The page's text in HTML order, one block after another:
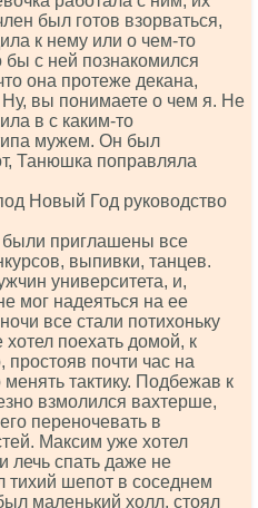
был готов взорваться,
к нему или о чем-то
с ней познакомился
она протеже декана,
Ну, вы понимаете о чем я. Не
в с каким-то
мужем. Он был
Танюшка поправляла
Новый Год руководство
были приглашены все
выпивки, танцев.
университета, и,
мог надеяться на ее
все стали потихоньку
поехать домой, к
почти час на
тактику. Подбежав к
взмолился вахтерше,
переночевать в
Максим уже хотел
лечь спать даже не
тихий шепот в соседнем
маленький холл, стоял